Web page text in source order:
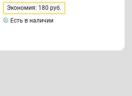
Экономия: 180 руб.
Есть в наличии